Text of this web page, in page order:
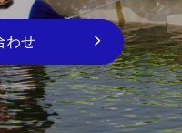
わせ
100番地